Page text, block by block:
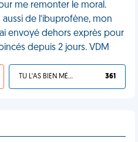
me remonter le moral.
aussi de l’ibuprofène, mon
envoyé dehors exprès pour
depuis 2 jours. VDM
TU L'AS BIEN MÉRITÉ 361